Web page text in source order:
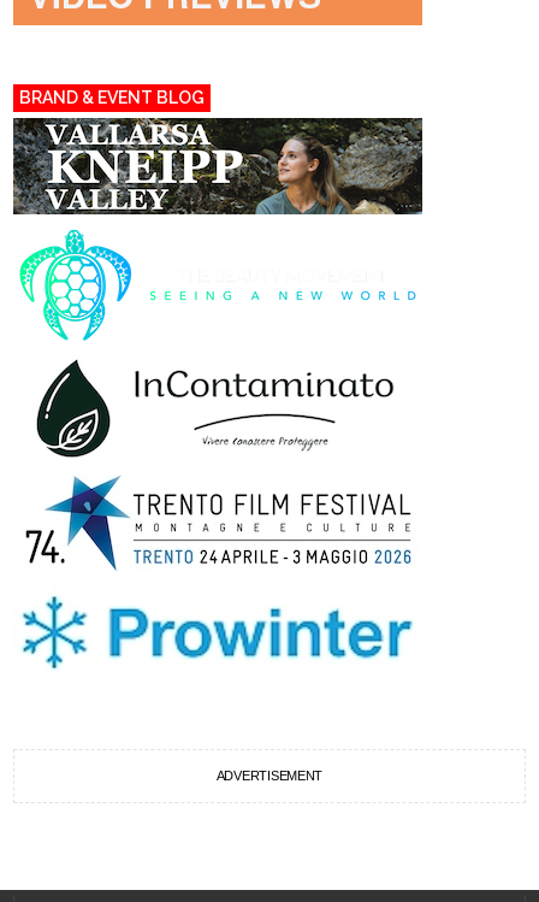
BRAND & EVENT BLOG
ADVERTISEMENT